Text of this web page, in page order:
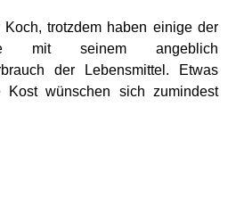
trotzdem haben einige der
mit seinem angeblich
der Lebensmittel. Etwas
Kost wünschen sich zumindest